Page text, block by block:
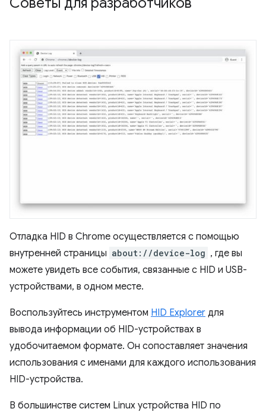
Отладка HID в Chrome осуществляется с помощью
внутренней страницы about://device-log , где вы
можете увидеть все события, связанные с HID и USB-
устройствами, в одном месте.
Воспользуйтесь инструментом HID Explorer для
вывода информации об HID-устройствах в
удобочитаемом формате. Он сопоставляет значения
использования с именами для каждого использования
HID-устройства.
В большинстве систем Linux устройства HID по